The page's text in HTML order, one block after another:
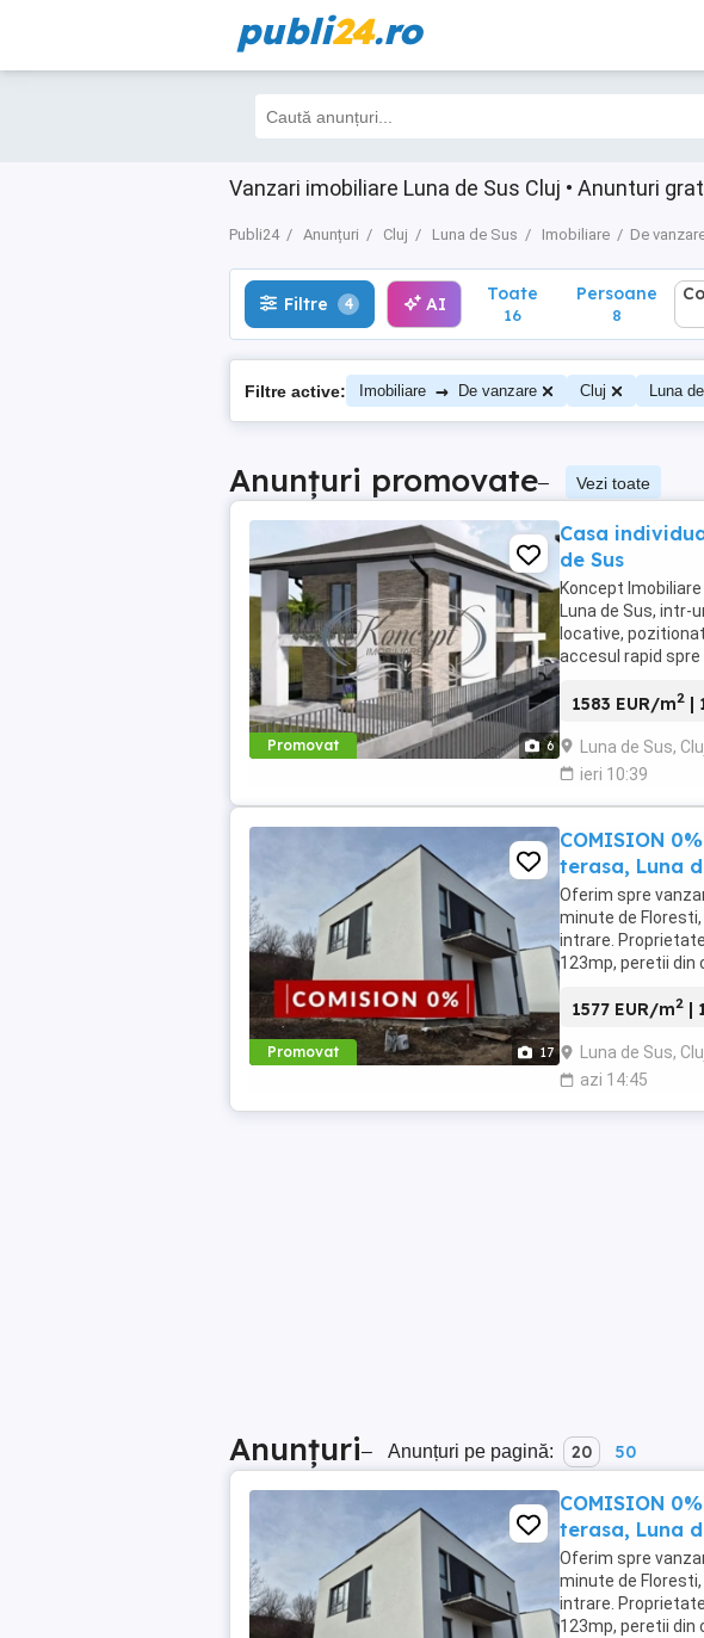
publi24.ro
Vanzari imobiliare Luna de Sus Cluj • Anunturi
Publi24 Anunțuri Cluj Luna de Sus Imobiliare De
Filtre 4 AI
Filtre 4 AI Toate
16
Persoane
8
Filtre active: Imobiliare → De vanzare Cluj Luna
Anunțuri promovate– Vezi toate
Promovat 6
Casa
de Sus
Koncept
Luna de Sus, intr-
locative,
accesul rapid
1583 EUR/m2 |
Luna de Sus,
ieri 10:39
Promovat 17
COMISION
terasa, Luna
Oferim spre
minute de
intrare.
123mp, peretii din
1577 EUR/m2 |
Luna de Sus,
azi 14:45
Anunțuri– Anunțuri pe pagină: 20 50
COMISION
terasa, Luna
Oferim spre
minute de
intrare.
123mp, peretii din